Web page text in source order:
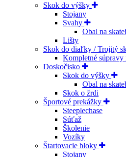
Skok do výšky
Stojany
Svahy
Obal na
Lišty
Skok do diaľky / Trojitý
Kompletné súpravy
Doskočisko
Skok do výšky
Obal na
Skok o žrdi
Športové prekážky
Steeplechase
Súťaž
Školenie
Vozíky
Štartovacie bloky
Stojany